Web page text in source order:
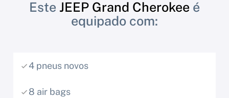
Este JEEP Grand Cherokee é
equipado com:
4 pneus novos
8 air bags